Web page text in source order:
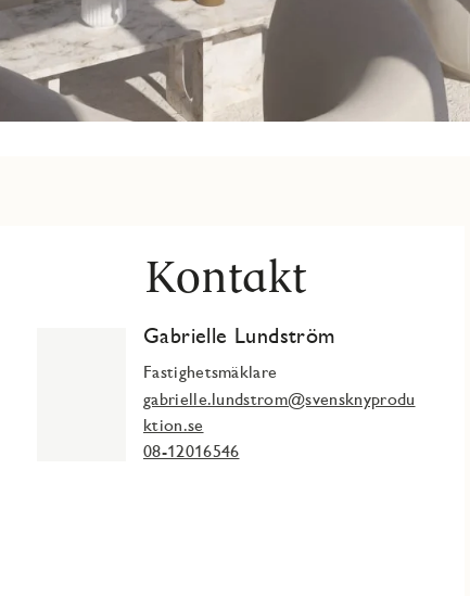
Kontakt
Gabrielle Lundström
Fastighetsmäklare
gabrielle.lundstrom@svensknyprodu
ktion.se
08-12016546